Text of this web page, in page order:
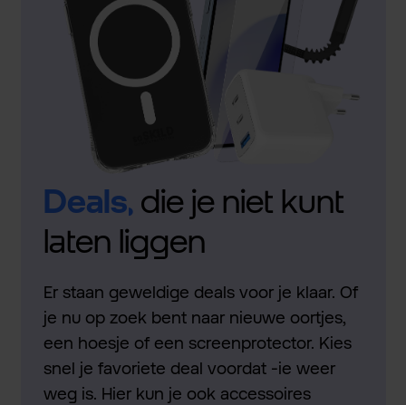
Deals,die je niet kunt
laten liggen
Er staan geweldige deals voor je klaar. Of
je nu op zoek bent naar nieuwe oortjes,
een hoesje of een screenprotector. Kies
snel je favoriete deal voordat -ie weer
weg is. Hier kun je ook accessoires